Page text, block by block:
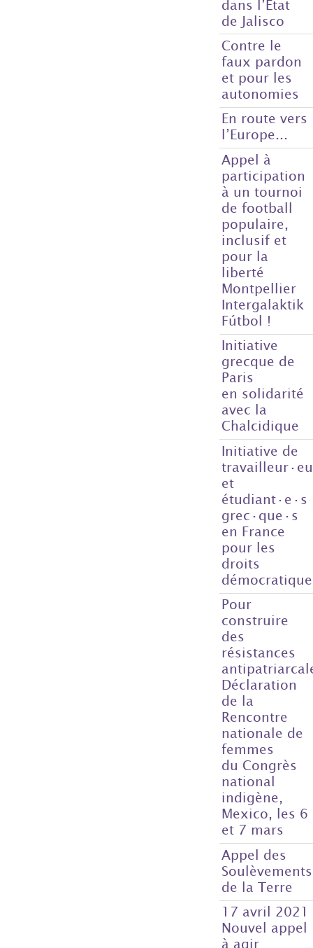
dans l’État
de Jalisco
Contre le
faux pardon
et pour les
autonomies
En route vers
l’Europe...
Appel à
participation
à un tournoi
de football
populaire,
inclusif et
pour la
liberté
Montpellier
Intergalaktik
Fútbol !
Initiative
grecque de
Paris
en solidarité
avec la
Chalcidique
Initiative de
et
étudiant·e·s
grec·que·s
en France
pour les
droits
Pour
construire
des
résistances
Déclaration
de la
Rencontre
nationale de
femmes
du Congrès
national
indigène,
Mexico, les 6
et 7 mars
Appel des
Soulèvements
de la Terre
17 avril 2021
Nouvel appel
à agir